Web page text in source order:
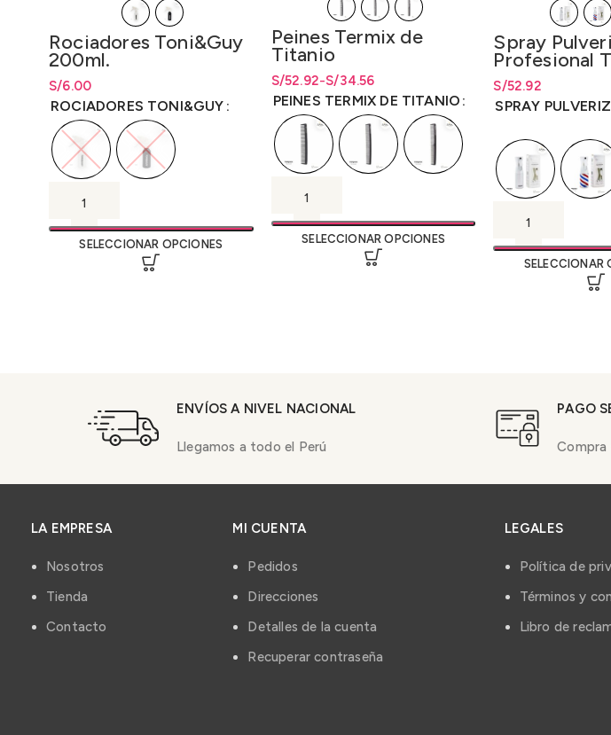
Rociadores Toni&Guy
200ml.
S/6.00
Rango de precios: desde
hastaS/6.00
ROCIADORES TONI&GUY
SELECCIONAR OPCIONES
Peines Termix de
Titanio
S/34.56
-
S/52.92
Rango de precios: desde S/34.56
hasta S/52.92
Rango de precios: desde
hastaS/ 52.92
PEINES TERMIX DE TITANIO
SELECCIONAR OPCIONES
Spray
Profesional
S/52.92
Rango de precios:
hastaS/ 52.92
SPRAY
SELECCIONAR
ENVÍOS A NIVEL NACIONAL
Llegamos a todo el Perú
PAGO
Compra
LA EMPRESA
Nosotros
Tienda
Contacto
MI CUENTA
Pedidos
Direcciones
Detalles de la cuenta
Recuperar contraseña
LEGALES
Política de
Términos y
Libro de